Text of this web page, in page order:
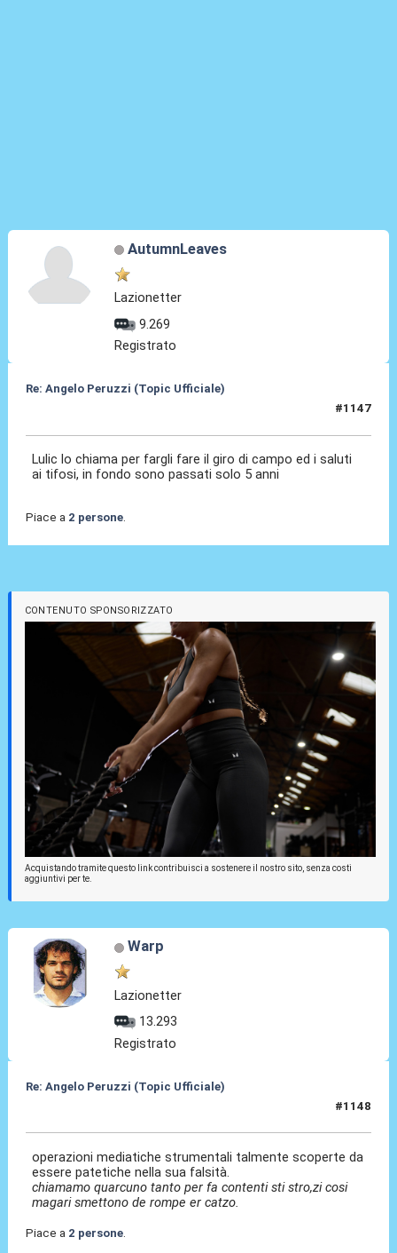
AutumnLeaves
Lazionetter
9.269
Registrato
Re: Angelo Peruzzi (Topic Ufficiale)
#1147
Lulic lo chiama per fargli fare il giro di campo ed i saluti
ai tifosi, in fondo sono passati solo 5 anni
Piace a 2 persone.
CONTENUTO SPONSORIZZATO
Acquistando tramite questo link contribuisci a sostenere il nostro sito, senza costi
aggiuntivi per te.
Warp
Lazionetter
13.293
Registrato
Re: Angelo Peruzzi (Topic Ufficiale)
#1148
operazioni mediatiche strumentali talmente scoperte da
essere patetiche nella sua falsità.
chiamamo quarcuno tanto per fa contenti sti stro,zi cosi
magari smettono de rompe er catzo.
Piace a 2 persone.